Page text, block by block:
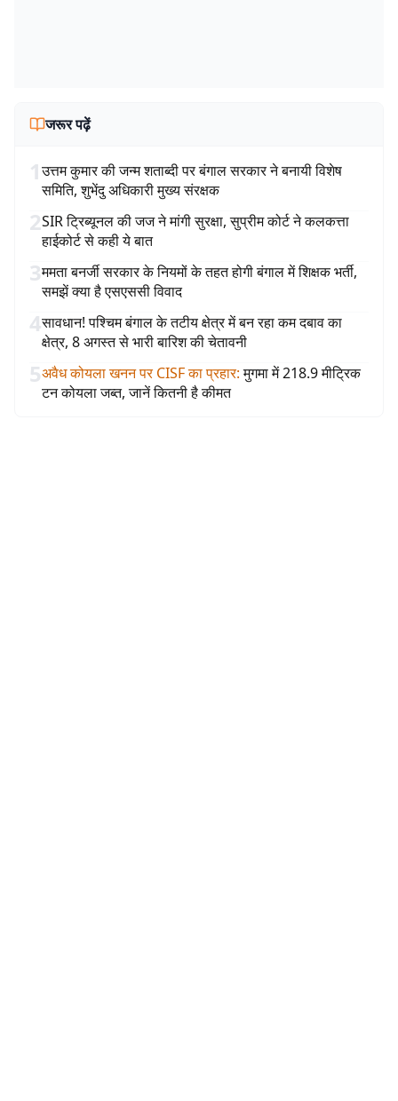
जरूर पढ़ें
1उत्तम कुमार की जन्म शताब्दी पर बंगाल सरकार ने बनायी विशेष
समिति, शुभेंदु अधिकारी मुख्य संरक्षक
2SIR ट्रिब्यूनल की जज ने मांगी सुरक्षा, सुप्रीम कोर्ट ने कलकत्ता
हाईकोर्ट से कही ये बात
3ममता बनर्जी सरकार के नियमों के तहत होगी बंगाल में शिक्षक भर्ती,
समझें क्या है एसएससी विवाद
4सावधान! पश्चिम बंगाल के तटीय क्षेत्र में बन रहा कम दबाव का
क्षेत्र, 8 अगस्त से भारी बारिश की चेतावनी
5अवैध कोयला खनन पर CISF का प्रहार: मुगमा में 218.9 मीट्रिक
टन कोयला जब्त, जानें कितनी है कीमत